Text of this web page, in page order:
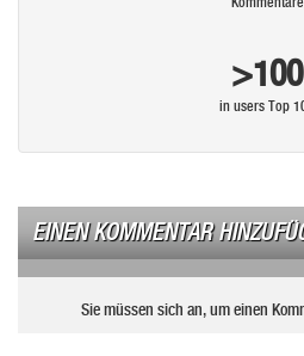
>100
in users Top
EINEN KOMMENTAR
Sie müssen sich an, um einen